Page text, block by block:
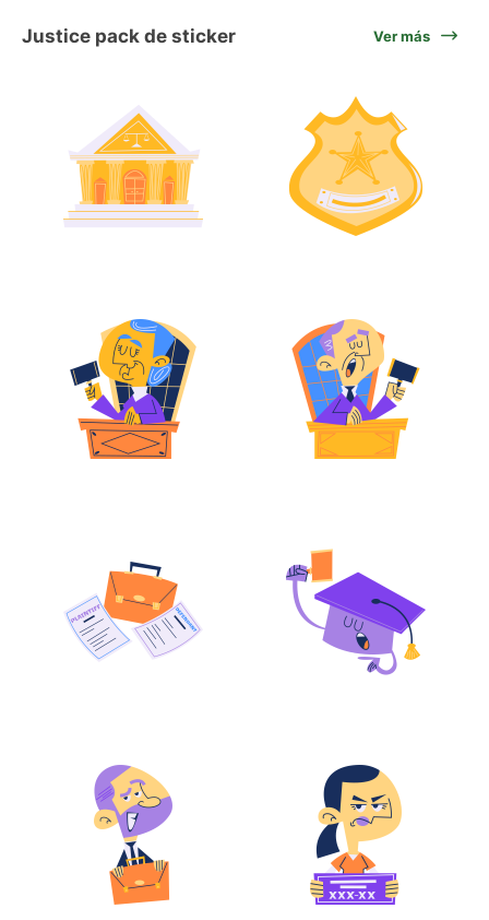
Justice pack de sticker Ver más